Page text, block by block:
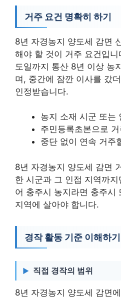
거주 요건 명확히 하기
8년 자경농지 양도세 감면
해야 할 것이 거주 요건입
도일까지 통산 8년 이상 농
며, 중간에 잠깐 이사를 갔
인정받습니다.
농지 소재 시군 또는
주민등록초본으로
중단 없이 연속 거주
8년 자경농지 양도세 감면
한 시군과 그 인접 지역까
어 충주시 농지라면 충주시
지역에 살아야 합니다.
경작 활동 기준 이해하기
직접 경작의 범위
8년 자경농지 양도세 감면